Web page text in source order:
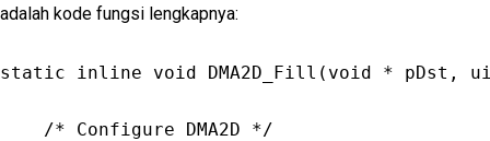
adalah kode fungsi lengkapnya:
static inline void DMA2D_Fill ( void * pDst ,
/* Configure DMA2D */